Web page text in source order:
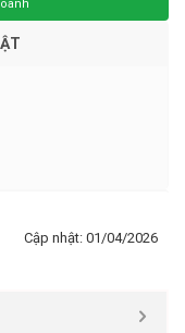
Cập nhật: 01/04/2026